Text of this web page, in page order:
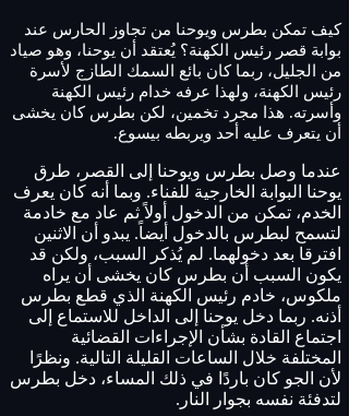
كيف تمكن بطرس ويوحنا من تجاوز الحارس عند
بوابة قصر رئيس الكهنة؟ يُعتقد أن يوحنا، وهو صياد
من الجليل، ربما كان بائع السمك الطازج لأسرة
رئيس الكهنة، ولهذا عرفه خدام رئيس الكهنة
وأسرته. هذا مجرد تخمين، لكن بطرس كان يخشى
أن يتعرف عليه أحد ويربطه بيسوع.
عندما وصل بطرس ويوحنا إلى القصر، طرق
يوحنا البوابة الخارجية للفناء. وبما أنه كان يعرف
الخدم، تمكن من الدخول أولاً ثم عاد مع خادمة
لتسمح لبطرس بالدخول أيضاً. يبدو أن الاثنين
افترقا بعد دخولهما. لم يُذكر السبب، ولكن قد
يكون السبب أن بطرس كان يخشى أن يراه
ملكوس، خادم رئيس الكهنة الذي قطع بطرس
أذنه. ربما دخل يوحنا إلى الداخل للاستماع إلى
اجتماع القادة بشأن الإجراءات القضائية
المختلفة خلال الساعات القليلة التالية. ونظرًا
لأن الجو كان باردًا في ذلك المساء، دخل بطرس
لتدفئة نفسه بجوار النار.